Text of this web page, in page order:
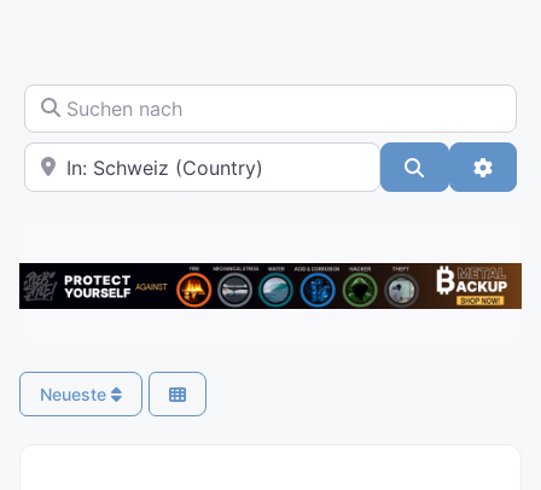
Suchen nach
In der Nähe Suchen
Neueste